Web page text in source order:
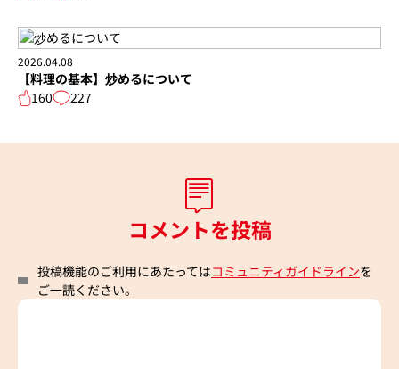
2026.04.08
【料理の基本】炒めるについて
160
227
コメントを投稿
投稿機能のご利用にあたってはコミュニティガイドラインを
ご一読ください。